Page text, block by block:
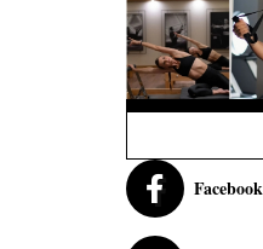
Facebook